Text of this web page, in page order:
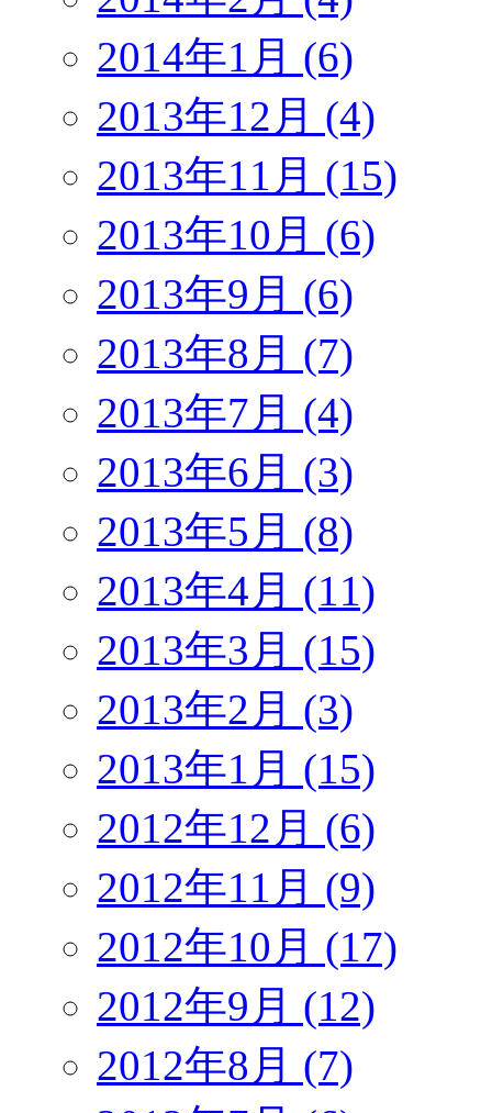
2014年1月 (6)
2013年12月 (4)
2013年11月 (15)
2013年10月 (6)
2013年9月 (6)
2013年8月 (7)
2013年7月 (4)
2013年6月 (3)
2013年5月 (8)
2013年4月 (11)
2013年3月 (15)
2013年2月 (3)
2013年1月 (15)
2012年12月 (6)
2012年11月 (9)
2012年10月 (17)
2012年9月 (12)
2012年8月 (7)